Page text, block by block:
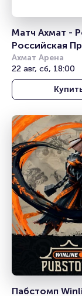
Матч Ахмат -
Российская
Лига
Ахмат Арена
22 авг, сб, 18:00
Пабстомп